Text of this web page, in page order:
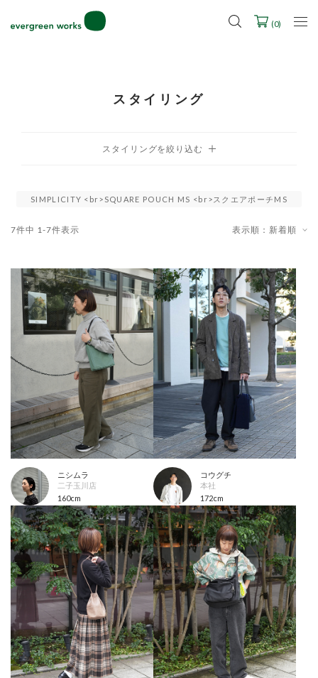
2027年ご入学用ランドセル受注会スケジュール
(0)
スタイリング
SIMPLICITY <br>SQUARE POUCH MS <br>スクエアポーチMS
表示順：新着順
7件中 1-7件表示
ニシムラ
二子玉川店
160cm
コウグチ
本社
172cm